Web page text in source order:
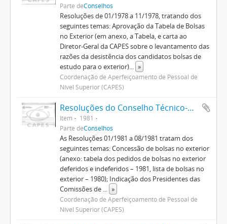
Parte deConselhos
Resoluções de 01/1978 a 11/1978, tratando dos
seguintes temas: Aprovação da Tabela de Bolsas
no Exterior (em anexo, a Tabela, e carta ao
Diretor-Geral da CAPES sobre o levantamento das
razões da desistência dos candidatos bolsas de
estudo para o exterior)... »
Coordenação de Aperfeiçoamento de Pessoal de
Nível Superior (CAPES)
Resoluções do Conselho Técnico-Administrativo (1974-1982)
Item
1981
Parte deConselhos
As Resoluções 01/1981 a 08/1981 tratam dos
seguintes temas: Concessão de bolsas no exterior
(anexo: tabela dos pedidos de bolsas no exterior
deferidos e indeferidos – 1981, lista de bolsas no
exterior – 1980); Indicação dos Presidentes das
Comissões de ... »
Coordenação de Aperfeiçoamento de Pessoal de
Nível Superior (CAPES)